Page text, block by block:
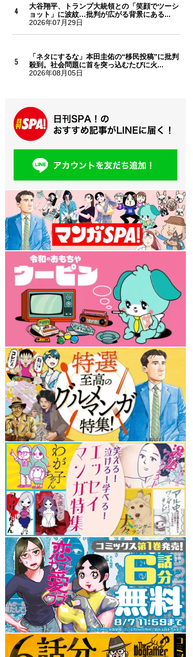
大谷翔平、トランプ大統領との「笑顔でツーシ
ョット」に波紋…批判が広がる背景にある...
2026年07月29日
「ネタにするな」本田圭佑の“移民投稿”に批判
殺到。社会問題に首を突っ込むたびに火...
2026年08月05日